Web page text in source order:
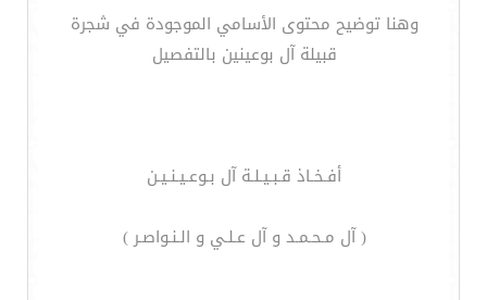
وهنا توضيح محتوى الأسامي الموجودة في شجرة
قبيلة آل بوعينين بالتفصيل
أفـخـاذ قـبـيـلـة آل بـوعـيـنـيـن
( آل مـحـمـد و آل عـلـي و الـنـواصـر )